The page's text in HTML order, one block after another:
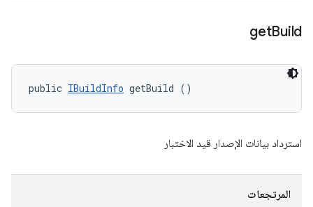
getBuild
public IBuildInfo getBuild ()
استرداد بيانات الإصدار قيد الاختبار
المرتجعات